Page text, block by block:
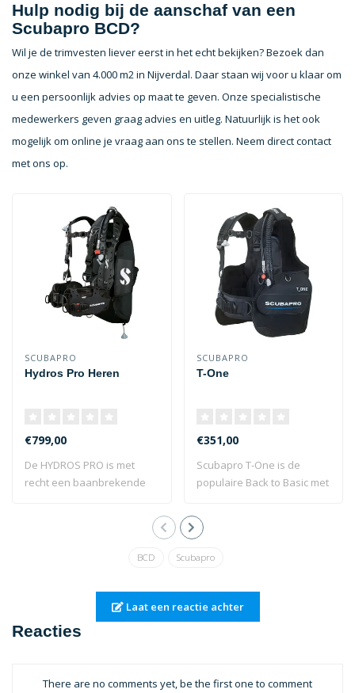
Hulp nodig bij de aanschaf van een
Scubapro BCD?
Wil je de trimvesten liever eerst in het echt bekijken? Bezoek dan
onze winkel van 4.000 m2 in Nijverdal. Daar staan wij voor u klaar om
u een persoonlijk advies op maat te geven. Onze specialistische
medewerkers geven graag advies en uitleg. Natuurlijk is het ook
mogelijk om online je vraag aan ons te stellen. Neem direct contact
met ons op.
SCUBAPRO
Hydros Pro Heren
€799,00
De HYDROS PRO is met
recht een baanbrekende
SCUBAPRO
T-One
€351,00
Scubapro T-One is de
populaire Back to Basic met
BCD Scubapro
Laat een reactie achter
Reacties
There are no comments yet, be the first one to comment